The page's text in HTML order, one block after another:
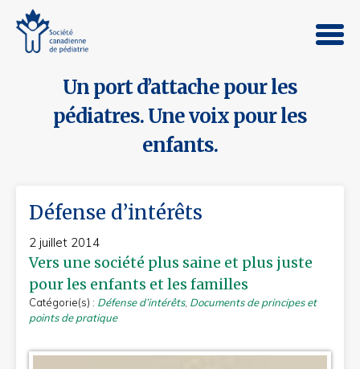
Un port d’attache pour les
pédiatres. Une voix pour les
enfants.
Défense d’intérêts
2 juillet 2014
Vers une société plus saine et plus juste
pour les enfants et les familles
Catégorie(s) : Défense d’intérêts, Documents de principes et
points de pratique